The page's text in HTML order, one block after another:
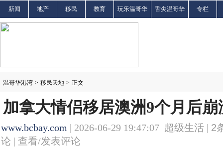
新闻 地产 移民 教育 玩乐温哥华 舌尖温哥华 专栏
温哥华港湾 > 移民天地 > 正文
加拿大情侣移居澳洲9个月后
www.bcbay.com | 2026-06-29 19:47:07 超级生活 | 2
论 | 查看/发表评论